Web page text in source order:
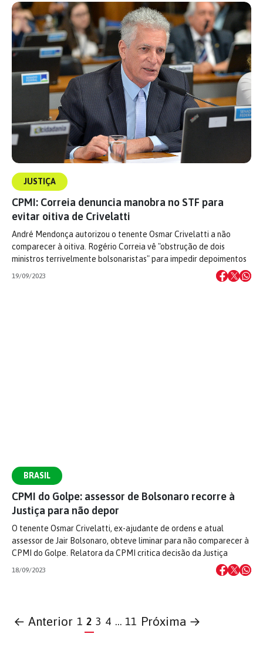
JUSTIÇA
CPMI: Correia denuncia manobra no STF para
evitar oitiva de Crivelatti
André Mendonça autorizou o tenente Osmar Crivelatti a não
comparecer à oitiva. Rogério Correia vê "obstrução de dois
ministros terrivelmente bolsonaristas" para impedir depoimentos
19/09/2023
BRASIL
CPMI do Golpe: assessor de Bolsonaro recorre à
Justiça para não depor
O tenente Osmar Crivelatti, ex-ajudante de ordens e atual
assessor de Jair Bolsonaro, obteve liminar para não comparecer à
CPMI do Golpe. Relatora da CPMI critica decisão da Justiça
18/09/2023
← Anterior 1 2 3 4 … 11 Próxima →